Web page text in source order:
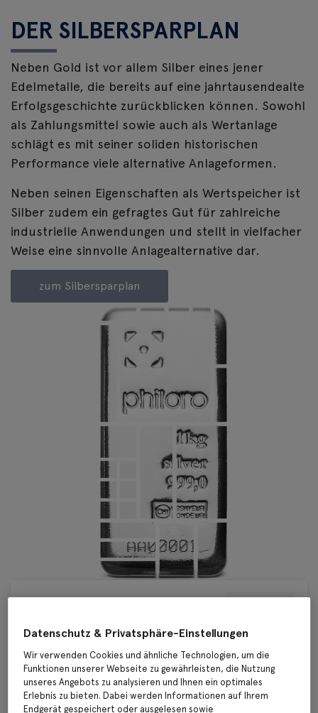
DER SILBERSPARPLAN
Neben Gold ist vor allem Silber eines jener
Edelmetalle, die bereits auf eine jahrtausendealte
Erfolgsgeschichte zurückblicken können. Sowohl
als Zahlungsmittel sowie auch als Wertanlage
schlägt es mit seiner soliden historischen
Performance viele alternative Anlageformen.
Neben seinen Eigenschaften als Wertspeicher ist
Silber zudem ein gefragtes Gut für zahlreiche
industrielle Anwendungen und stellt in vielfacher
Weise eine sinnvolle Anlagealternative dar.
zum Silbersparplan
Datenschutz & Privatsphäre-Einstellungen
Wir verwenden Cookies und ähnliche Technologien, um die
Funktionen unserer Webseite zu gewährleisten, die Nutzung
unseres Angebots zu analysieren und Ihnen ein optimales
Erlebnis zu bieten. Dabei werden Informationen auf Ihrem
Endgerät gespeichert oder ausgelesen sowie